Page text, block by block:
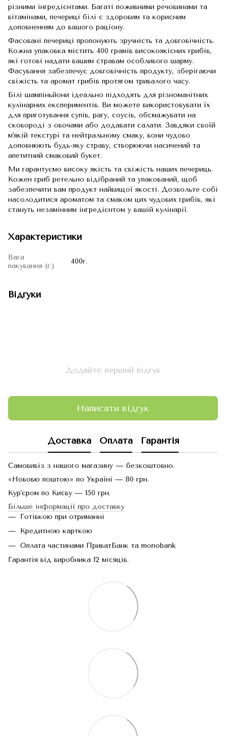
різними інгредієнтами. Багаті поживними речовинами та
вітамінами, печериці білі є здоровим та корисним
доповненням до вашого раціону.
Фасовані печериці пропонують зручність та довговічність.
Кожна упаковка містить 400 грамів високоякісних грибів,
які готові надати вашим стравам особливого шарму.
Фасування забезпечує довговічність продукту, зберігаючи
свіжість та аромат грибів протягом тривалого часу.
Білі шампіньйони ідеально підходять для різноманітних
кулінарних експериментів. Ви можете використовувати їх
для приготування супів, рагу, соусів, обсмажувати на
сковороді з овочами або додавати салати. Завдяки своїй
м'якій текстурі та нейтральному смаку, вони чудово
доповнюють будь-яку страву, створюючи насичений та
апетитний смаковий букет.
Ми гарантуємо високу якість та свіжість наших печериць.
Кожен гриб ретельно відібраний та упакований, щоб
забезпечити вам продукт найвищої якості. Дозвольте собі
насолодитися ароматом та смаком цих чудових грибів, які
стануть незамінним інгредієнтом у вашій кулінарії.
Характеристики
Вага
пакування (г.)
400г.
Відгуки
Додайте перший відгук
Написати відгук
Доставка Оплата Гарантія
Самовивіз з нашого магазину — безкоштовно.
«Нововю поштою» по Україні — 80 грн.
Кур'єром по Києву — 150 грн.
Більше інформації про доставку
Готівкою при отриманні
Кредитною карткою
Оплата частинами ПриватБанк та monobank
Гарантія від виробника 12 місяців.